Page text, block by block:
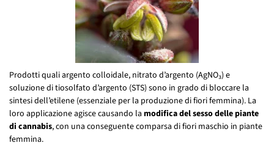
Prodotti quali argento colloidale, nitrato d’argento (AgNO₃) e
soluzione di tiosolfato d’argento (STS) sono in grado di bloccare la
sintesi dell’etilene (essenziale per la produzione di fiori femmina). La
loro applicazione agisce causando la modifica del sesso delle piante
di cannabis, con una conseguente comparsa di fiori maschio in piante
femmina.